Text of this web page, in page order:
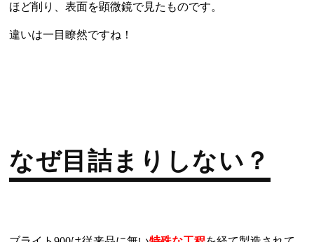
ほど削り、表面を顕微鏡で見たものです。
違いは一目瞭然ですね！
なぜ目詰まりしない？